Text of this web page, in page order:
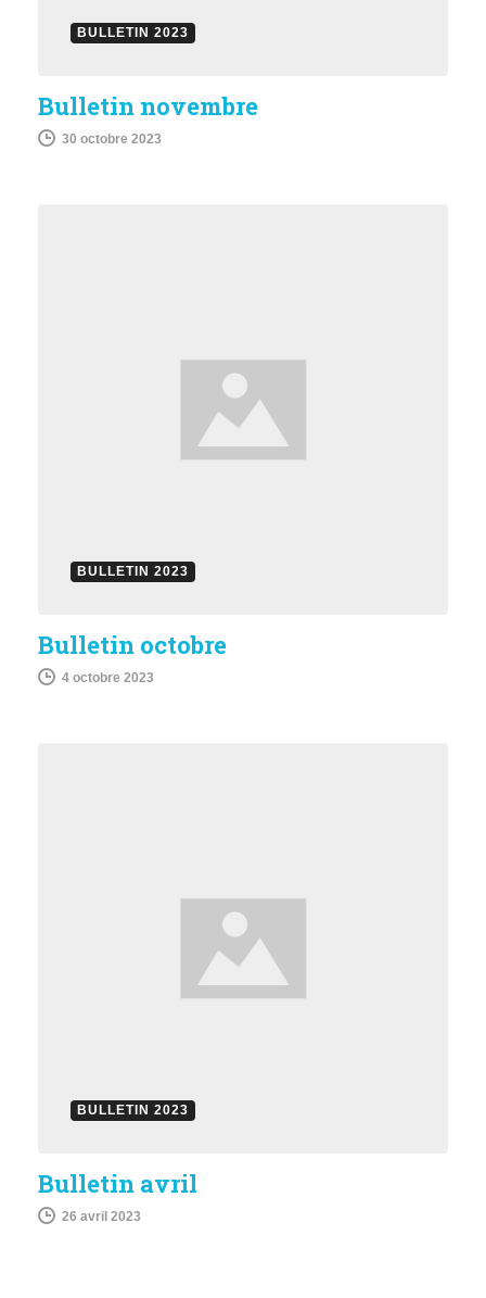
BULLETIN 2023
Bulletin novembre
30 octobre 2023
BULLETIN 2023
Bulletin octobre
4 octobre 2023
BULLETIN 2023
Bulletin avril
26 avril 2023